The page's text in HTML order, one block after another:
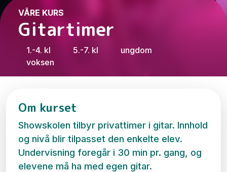
VÅRE KURS
Gitartimer
1.-4. kl 5.-7. kl
ungdom
voksen
Om kurset
Showskolen tilbyr privattimer i gitar. Innhold
og nivå blir tilpasset den enkelte elev.
Undervisning foregår i 30 min pr. gang, og
elevene må ha med egen gitar.